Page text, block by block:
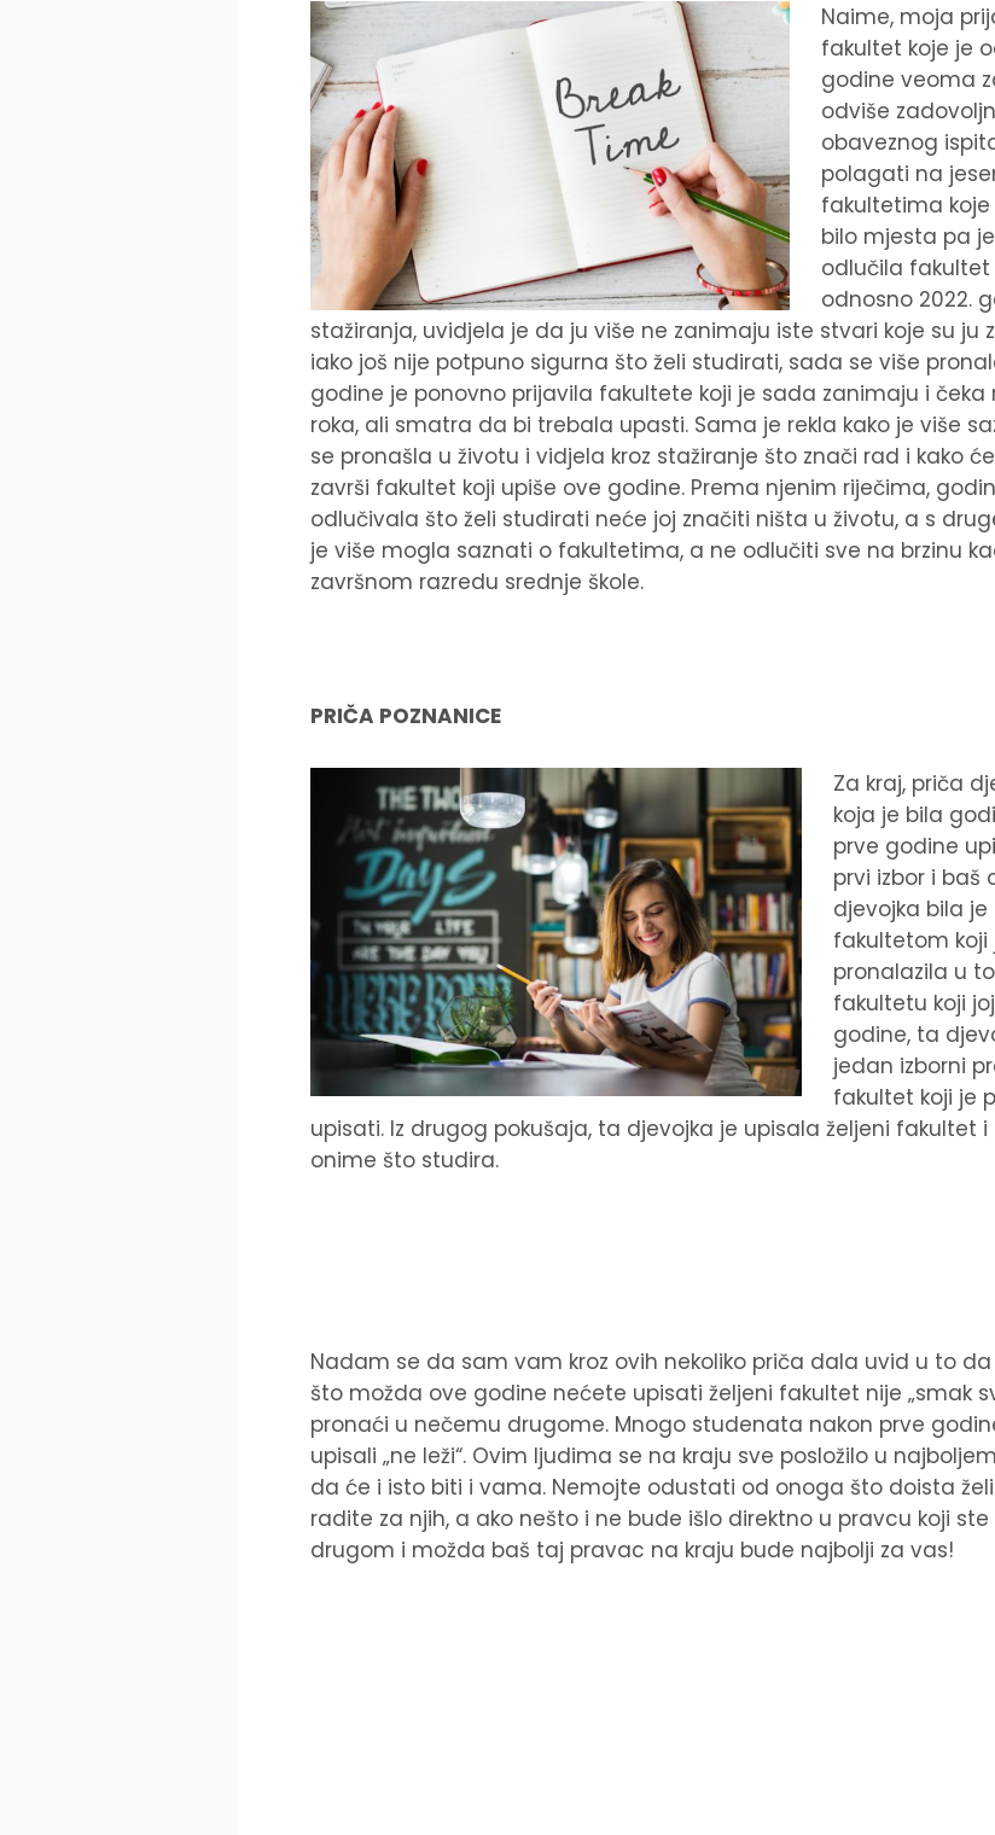
Naime, moja
fakultet koje je
godine veoma
odviše
obaveznog
polagati na
fakultetima
bilo mjesta pa
odlučila
odnosno 2022.
stažiranja, uvidjela je da ju više ne zanimaju iste stvari koje su ju
iako još nije potpuno sigurna što želi studirati, sada se više
godine je ponovno prijavila fakultete koji je sada zanimaju i čeka
roka, ali smatra da bi trebala upasti. Sama je rekla kako je više
se pronašla u životu i vidjela kroz stažiranje što znači rad i kako
završi fakultet koji upiše ove godine. Prema njenim riječima,
odlučivala što želi studirati neće joj značiti ništa u životu, a s
je više mogla saznati o fakultetima, a ne odlučiti sve na brzinu
završnom razredu srednje škole.
PRIČA POZNANICE
Za kraj, priča
koja je bila
prve godine
prvi izbor i baš
djevojka bila
fakultetom koji
pronalazila u
fakultetu koji
godine, ta
jedan izborni
fakultet koji je
upisati. Iz drugog pokušaja, ta djevojka je upisala željeni fakultet
onime što studira.
Nadam se da sam vam kroz ovih nekoliko priča dala uvid u to
što možda ove godine nećete upisati željeni fakultet nije „smak
pronaći u nečemu drugome. Mnogo studenata nakon prve
upisali „ne leži“. Ovim ljudima se na kraju sve posložilo u
da će i isto biti i vama. Nemojte odustati od onoga što doista
radite za njih, a ako nešto i ne bude išlo direktno u pravcu koji ste
drugom i možda baš taj pravac na kraju bude najbolji za vas!